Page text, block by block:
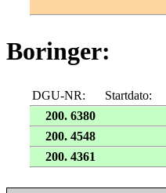
Boringer:
DGU-NR: Startdato:
200. 6380
200. 4548
200. 4361